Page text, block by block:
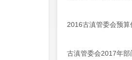
2016古滇管委会预
古滇管委会2017年